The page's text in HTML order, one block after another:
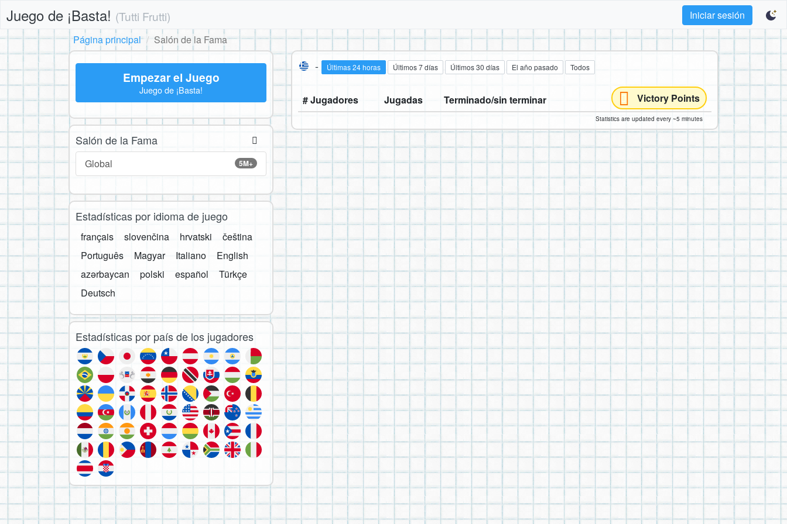
Juego de ¡Basta! (Tutti Frutti)
Iniciar sesión
Página principal
Salón de la Fama
- Últimas 24 horas Últimos 7 días Últimos 30 días El año pasado Todos
# Jugadores Jugadas Terminado/sin terminar Victory Points
Statistics are updated every ~5 minutes
Empezar el Juego
Juego de ¡Basta!
Salón de la Fama
5M+
Global
Estadísticas por idioma de juego
français slovenčina hrvatski
čeština
Português
Magyar Italiano
English
azərbaycan
polski español
Türkçe
Deutsch
Estadísticas por país de los jugadores